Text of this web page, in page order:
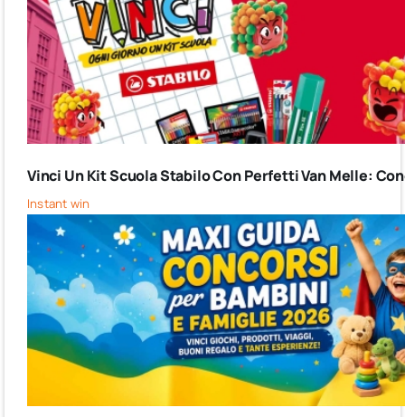
Vinci Un Kit Scuola Stabilo Con Perfetti Van Melle:
Instant win